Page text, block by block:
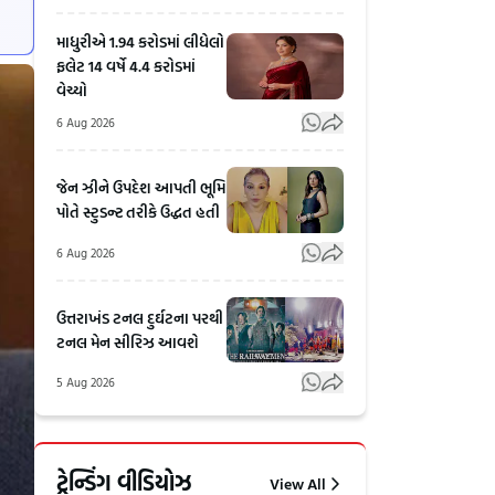
માધુરીએ 1.94 કરોડમાં લીધેલો
ફલેટ 14 વર્ષે 4.4 કરોડમાં
વેચ્યો
6 Aug 2026
જેન ઝીને ઉપદેશ આપતી ભૂમિ
પોતે સ્ટુડન્ટ તરીકે ઉદ્ધત હતી
6 Aug 2026
ઉત્તરાખંડ ટનલ દુર્ઘટના પરથી
ટનલ મેન સીરિઝ આવશે
5 Aug 2026
ટ્રેન્ડિંગ વીડિયોઝ View All
RSS
Chief
ગુજરાતમાં
જેના પર